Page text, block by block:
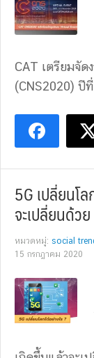
CAT เตรียมจั
(CNS2020) ปี
5G เปลี่ยนโ
จะเปลี่ยนด้ว
หมวดหมู่: social
15 กรกฎาคม 2020